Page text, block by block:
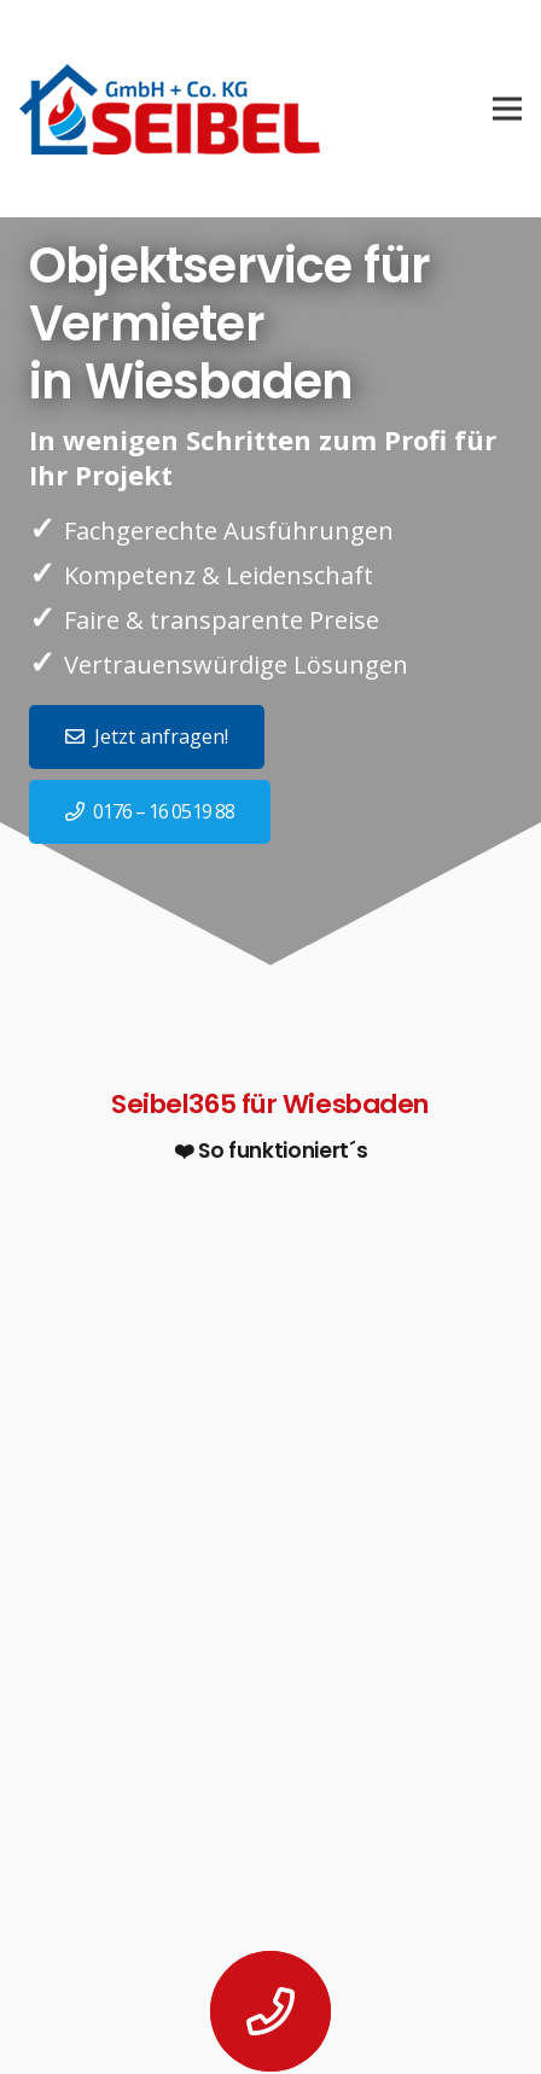
Objektservice für
Vermieter
in Wiesbaden
In wenigen Schritten zum Profi für
Ihr Projekt
✓ Fachgerechte Ausführungen
✓ Kompetenz & Leidenschaft
✓ Faire & transparente Preise
✓ Vertrauenswürdige Lösungen
Jetzt anfragen!
0176 – 16 0519 88
Seibel365 für Wiesbaden
❤️ So funktioniert´s